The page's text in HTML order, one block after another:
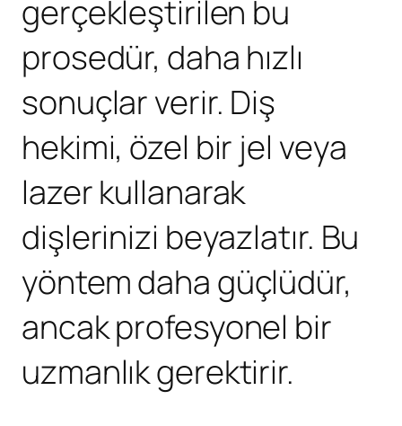
gerçekleştirilen bu
prosedür, daha hızlı
sonuçlar verir. Diş
hekimi, özel bir jel veya
lazer kullanarak
dişlerinizi beyazlatır. Bu
yöntem daha güçlüdür,
ancak profesyonel bir
uzmanlık gerektirir.